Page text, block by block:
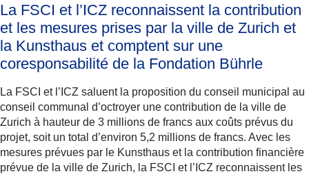
La FSCI et l’ICZ reconnaissent la contribution
et les mesures prises par la ville de Zurich et
la Kunsthaus et comptent sur une
coresponsabilité de la Fondation Bührle
La FSCI et l’ICZ saluent la proposition du conseil municipal au
conseil communal d’octroyer une contribution de la ville de
Zurich à hauteur de 3 millions de francs aux coûts prévus du
projet, soit un total d’environ 5,2 millions de francs. Avec les
mesures prévues par le Kunsthaus et la contribution financière
prévue de la ville de Zurich, la FSCI et l’ICZ reconnaissent les